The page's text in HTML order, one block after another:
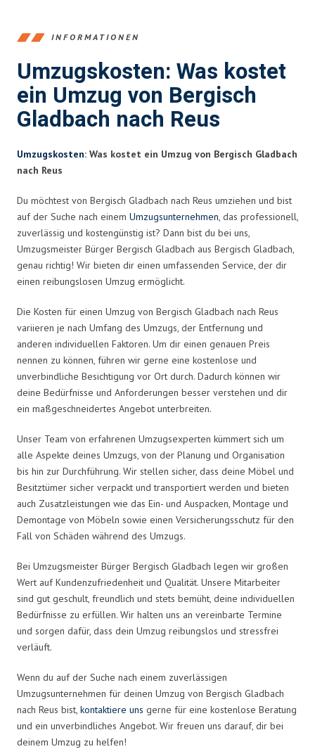
INFORMATIONEN
Umzugskosten: Was kostet
ein Umzug von Bergisch
Gladbach nach Reus
Umzugskosten: Was kostet ein Umzug von Bergisch Gladbach
nach Reus
Du möchtest von Bergisch Gladbach nach Reus umziehen und bist
auf der Suche nach einem Umzugsunternehmen, das professionell,
zuverlässig und kostengünstig ist? Dann bist du bei uns,
Umzugsmeister Bürger Bergisch Gladbach aus Bergisch Gladbach,
genau richtig! Wir bieten dir einen umfassenden Service, der dir
einen reibungslosen Umzug ermöglicht.
Die Kosten für einen Umzug von Bergisch Gladbach nach Reus
variieren je nach Umfang des Umzugs, der Entfernung und
anderen individuellen Faktoren. Um dir einen genauen Preis
nennen zu können, führen wir gerne eine kostenlose und
unverbindliche Besichtigung vor Ort durch. Dadurch können wir
deine Bedürfnisse und Anforderungen besser verstehen und dir
ein maßgeschneidertes Angebot unterbreiten.
Unser Team von erfahrenen Umzugsexperten kümmert sich um
alle Aspekte deines Umzugs, von der Planung und Organisation
bis hin zur Durchführung. Wir stellen sicher, dass deine Möbel und
Besitztümer sicher verpackt und transportiert werden und bieten
auch Zusatzleistungen wie das Ein- und Auspacken, Montage und
Demontage von Möbeln sowie einen Versicherungsschutz für den
Fall von Schäden während des Umzugs.
Bei Umzugsmeister Bürger Bergisch Gladbach legen wir großen
Wert auf Kundenzufriedenheit und Qualität. Unsere Mitarbeiter
sind gut geschult, freundlich und stets bemüht, deine individuellen
Bedürfnisse zu erfüllen. Wir halten uns an vereinbarte Termine
und sorgen dafür, dass dein Umzug reibungslos und stressfrei
verläuft.
Wenn du auf der Suche nach einem zuverlässigen
Umzugsunternehmen für deinen Umzug von Bergisch Gladbach
nach Reus bist, kontaktiere uns gerne für eine kostenlose Beratung
und ein unverbindliches Angebot. Wir freuen uns darauf, dir bei
deinem Umzug zu helfen!